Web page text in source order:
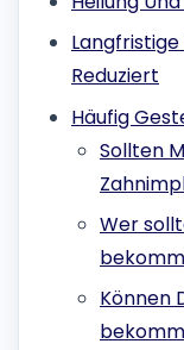
Langfristige
Reduziert
Häufig
Sollten
Wer
Können